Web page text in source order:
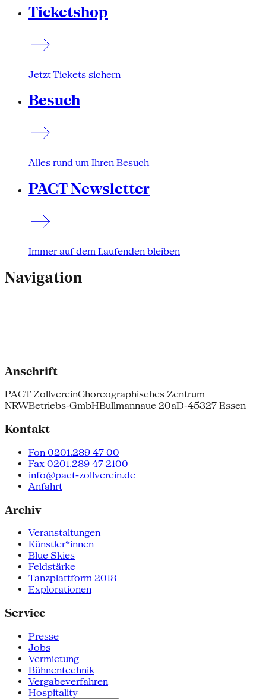
Ticketshop
Jetzt Tickets sichern
Besuch
Alles rund um Ihren Besuch
PACT Newsletter
Immer auf dem Laufenden bleiben
Navigation
Anschrift
PACT ZollvereinChoreographisches Zentrum
NRWBetriebs-GmbHBullmannaue 20aD-45327 Essen
Kontakt
Fon 0201.289 47 00
Fax 0201.289 47 2100
info@pact-zollverein.de
Anfahrt
Archiv
Veranstaltungen
Künstler*innen
Blue Skies
Feldstärke
Tanzplattform 2018
Explorationen
Service
Presse
Jobs
Vermietung
Bühnentechnik
Vergabeverfahren
Hospitality